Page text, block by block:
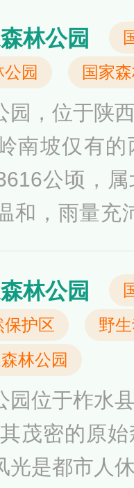
和旅游为一
界文化遗产
殿、紫宸殿
约40余处。
林公园
园 国家
园，位于陕
南坡仅有
公顷，
和，雨量充
禽异兽随处
石瀑、腰竹
叠瀑、鹰嘴
林公园
保护区
野
林公园
园位于柞水
茂密的原
光是都市人